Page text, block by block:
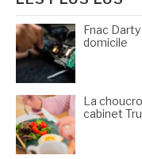
Fnac
domicile
La
cabinet